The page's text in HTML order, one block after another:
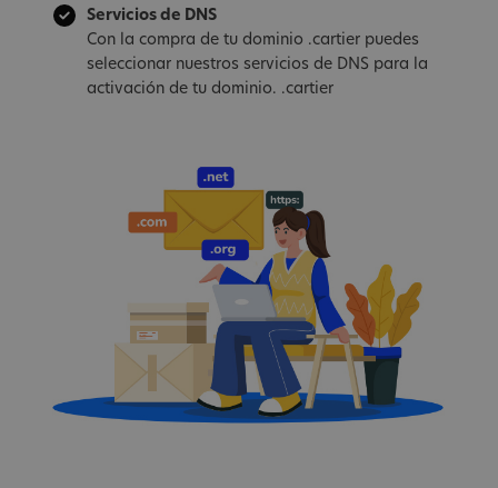
Servicios de DNS
Con la compra de tu dominio .cartier puedes
seleccionar nuestros servicios de DNS para la
activación de tu dominio. .cartier